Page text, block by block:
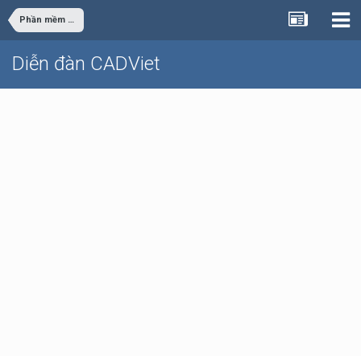
Phần mềm văn phòng - đồ họa
Diễn đàn CADViet